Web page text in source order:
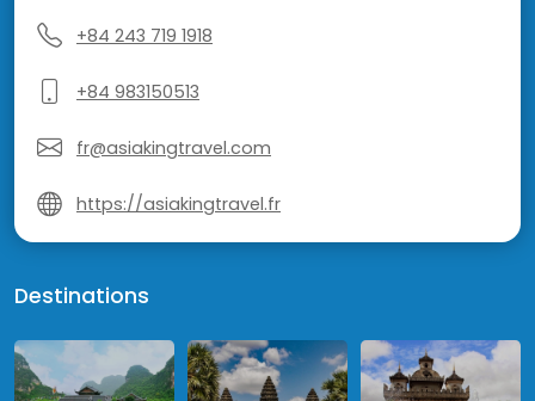
+84 243 719 1918
+84 983150513
fr@asiakingtravel.com
https://asiakingtravel.fr
Destinations